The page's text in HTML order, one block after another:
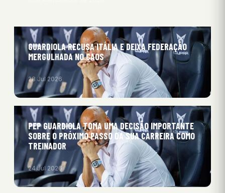
GUARDIOLA RECUSA ITÁLIA E DEIXA FEDERAÇÃO
MERGULHADA NO CAOS
28 Jul 2026
PEP GUARDIOLA TOMA UMA DECISÃO IMPORTANTE
SOBRE O PRÓXIMO PASSO DA SUA CARREIRA COMO
TREINADOR
24 Jul 2026